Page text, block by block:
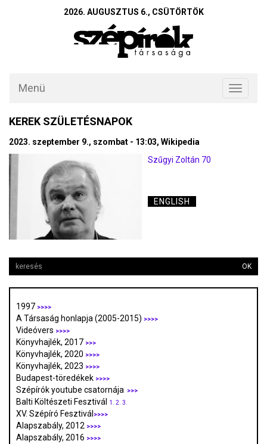
2026. AUGUSZTUS 6., CSÜTÖRTÖK
Toggle
Menü
KEREK SZÜLETÉSNAPOK
2023. szeptember 9., szombat - 13:03, Wikipedia
Szűgyi Zoltán 70
ENGLISH
OK
1997 >>>>
A Társaság honlapja (2005-2015) >>>>
Videóvers >>>>
Könyvhajlék, 2017 >>>
Könyvhajlék, 2020 >>>>
Könyvhajlék, 2023 >>>>
Budapest-töredékek >>>>
Szépírók youtube csatornája >>>
Balti Költészeti Fesztivál 1. 2. 3.
XV. Szépíró Fesztivál >>>>
Alapszabály, 2012 >>>>
Alapszabály, 2016 >>>>